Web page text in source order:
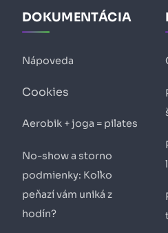
DOKUMENTÁCIA
Nápoveda
Cookies
Aerobik + joga = pilates
No-show a storno
podmienky: Koľko
peňazí vám uniká z
hodín?